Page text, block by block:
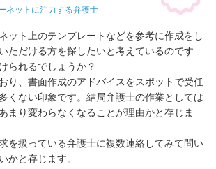
ネットに注力する弁護士
ット上のテンプレートなどを参考に作成をし
ただける方を探したいと考えているのです
られるでしょうか？
り、書面作成のアドバイスをスポットで受任
くない印象です。結局弁護士の作業としては
まり変わらなくなることが理由かと存じま
を扱っている弁護士に複数連絡してみて問い
かと存じます。